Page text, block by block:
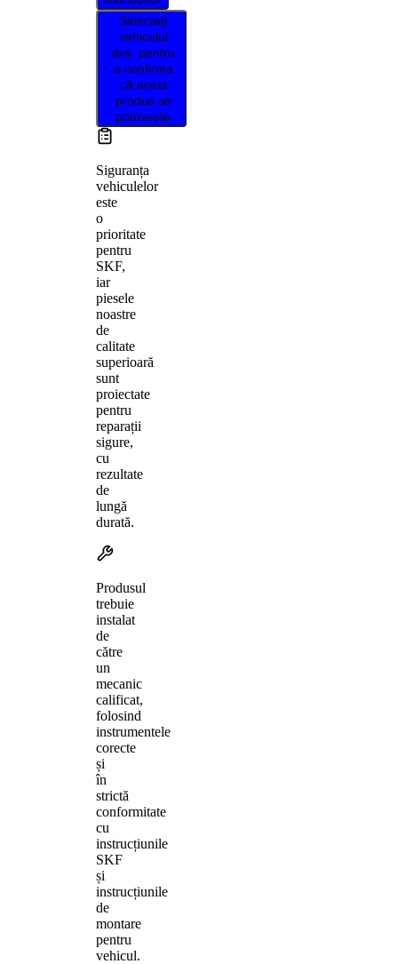
Selectați
vehiculul
dvs. pentru
a confirma
că acest
produs se
potrivește
Siguranța
vehiculelor
este
o
prioritate
pentru
SKF,
iar
piesele
noastre
de
calitate
superioară
sunt
proiectate
pentru
reparații
sigure,
cu
rezultate
de
lungă
durată.
Produsul
trebuie
instalat
de
către
un
mecanic
calificat,
folosind
instrumentele
corecte
și
în
strictă
conformitate
cu
instrucțiunile
SKF
și
instrucțiunile
de
montare
pentru
vehicul.